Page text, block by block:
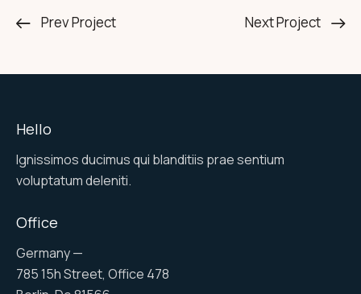
Prev Project Next Project
Hello
Ignissimos ducimus qui blanditiis prae sentium
voluptatum deleniti.
Office
Germany —
785 15h Street, Office 478